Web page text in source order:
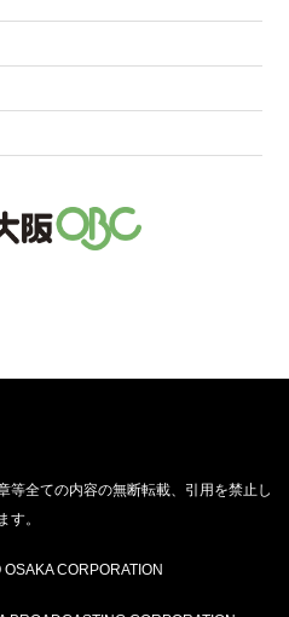
等全ての内容の無断転載、引用を禁止し
ます。
CORPORATION